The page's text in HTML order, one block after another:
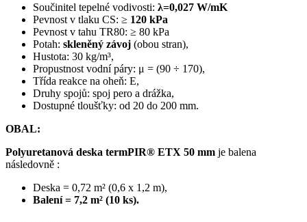
Součinitel tepelné vodivosti: λ=0,027 W/mK
Pevnost v tlaku CS: ≥ 120 kPa
Pevnost v tahu TR80: ≥ 80 kPa
Potah: skleněný závoj (obou stran),
Hustota: 30 kg/m³,
Propustnost vodní páry: μ = (90 ÷ 170),
Třída reakce na oheň: E,
Druhy spojů: spoj pero a drážka,
Dostupné tloušťky: od 20 do 200 mm.
OBAL:
Polyuretanová deska termPIR® ETX 50 mm je balena
následovně :
Deska = 0,72 m² (0,6 x 1,2 m),
Balení = 7,2 m² (10 ks).